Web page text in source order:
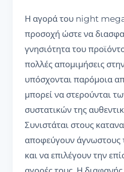
Η αγορά του night
προσοχή ώστε να
γνησιότητα του
πολλές απομιμήσεις
υπόσχονται παρόμοια
μπορεί να στερούνται
συστατικών της
Συνιστάται στους
αποφεύγουν άγνωστους
και να επιλέγουν την